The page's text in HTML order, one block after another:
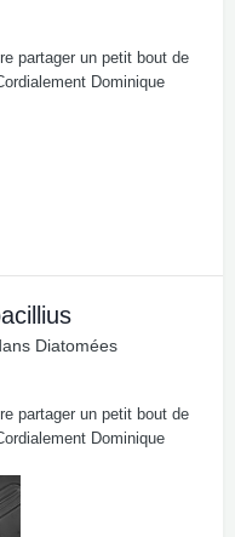
partager un petit bout de
Dominique
Diatomées
partager un petit bout de
Dominique